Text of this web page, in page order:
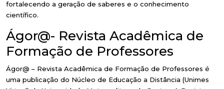
fortalecendo a geração de saberes e o conhecimento
científico.
Ágor@- Revista Acadêmica de
Formação de Professores
Ágor@ – Revista Acadêmica de Formação de Professores é
uma publicação do Núcleo de Educação a Distância (Unimes